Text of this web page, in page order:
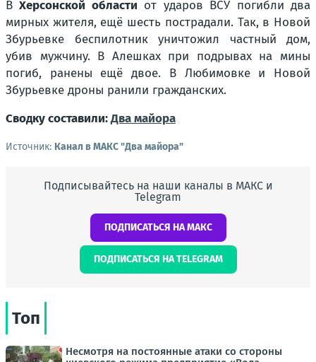
ВХерсонской области от ударов ВСУ погибли два
мирных жителя, ещё шесть пострадали. Так, в Новой
Збурьевке беспилотник уничтожил частный дом,
убив мужчину. В Алешках при подрывах на мины
погиб, ранены ещё двое. В Любимовке и Новой
Збурьевке дроны ранили гражданских.
Сводку составили:Два майора
Источник: Канал в МАКС "Два майора"
Подписывайтесь на наши каналы в МАКС и
Telegram
ПОДПИСАТЬСЯ НА МАКС
ПОДПИСАТЬСЯ НА TELEGRAM
Топ
Несмотря на постоянные атаки со стороны